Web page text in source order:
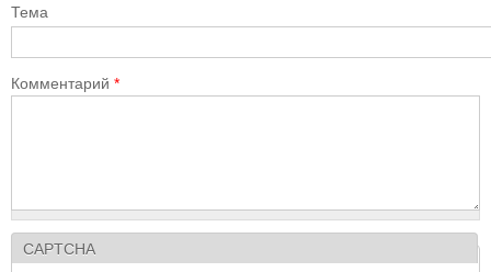
Тема
Комментарий *
CAPTCHA